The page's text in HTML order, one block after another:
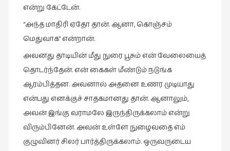
பரிந்துரை
கண்காட்சி2019
விமர்சனம்
என்று கேட்டேன்.
“அந்த மாதிரி ஏதோ தான். ஆனா, கொஞ்சம்
மெதுவாக” என்றான்.
அவனது தாடியின் மீது நுரை பூசும் என் வேலையைத்
தொடர்ந்தேன். என் கைகள் மீண்டும் நடுங்க
ஆரம்பித்தன. அவனால் அதனை உணர முடியாது
என்பது எனக்குச் சாதகமானது தான். ஆனாலும்,
அவன் இங்கு வராமலே இருந்திருக்கலாம் என்று
விரும்பினேன். அவன் உள்ளே நுழைவதை எம்
குழுவினர் சிலர் பார்த்திருக்கலாம். ஒருவருடைய